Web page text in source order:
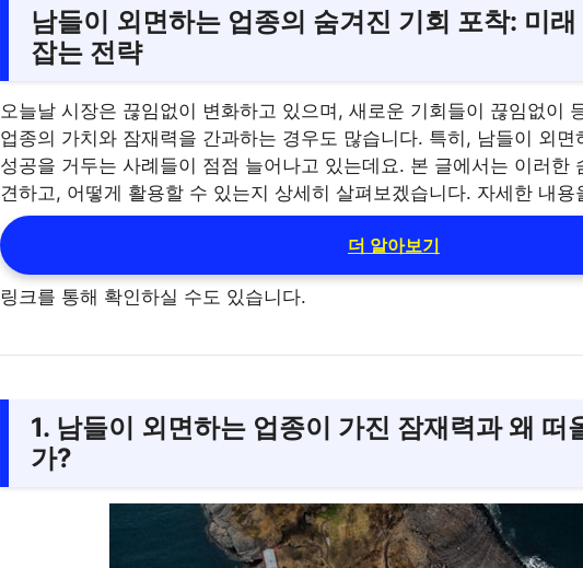
남들이 외면하는 업종의 숨겨진 기회 포착: 미
잡는 전략
오늘날 시장은 끊임없이 변화하고 있으며, 새로운 기회들이 끊임없이
업종의 가치와 잠재력을 간과하는 경우도 많습니다. 특히, 남들이 외면
성공을 거두는 사례들이 점점 늘어나고 있는데요. 본 글에서는 이러한
견하고, 어떻게 활용할 수 있는지 상세히 살펴보겠습니다. 자세한 내용
더 알아보기
링크를 통해 확인하실 수도 있습니다.
1. 남들이 외면하는 업종이 가진 잠재력과 왜 떠
가?